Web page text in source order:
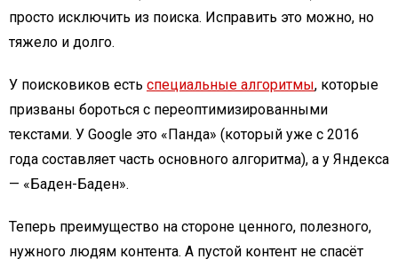
просто исключить из поиска. Исправить это можно, но
тяжело и долго.
У поисковиков есть специальные алгоритмы, которые
призваны бороться с переоптимизированными
текстами. У Google это «Панда» (который уже с 2016
года составляет часть основного алгоритма), а у Яндекса
— «Баден-Баден».
Теперь преимущество на стороне ценного, полезного,
нужного людям контента. А пустой контент не спасёт